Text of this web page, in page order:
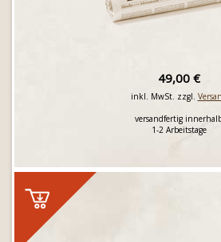
49,00 €
inkl. MwSt. zzgl.
versandfertig
1-2 Arbeitstage